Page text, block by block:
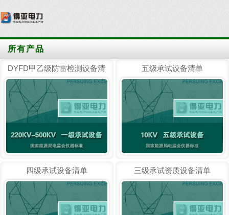
所有产品
DYFD甲乙级防雷检测设备清 五级承试设备清单
四级承试设备清单 三级承试资质设备清单